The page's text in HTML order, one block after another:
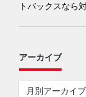
トバックスなら
アーカイブ
月別アーカイブ